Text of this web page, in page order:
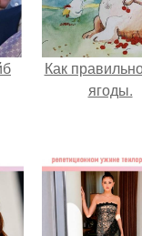
Как
ягоды.